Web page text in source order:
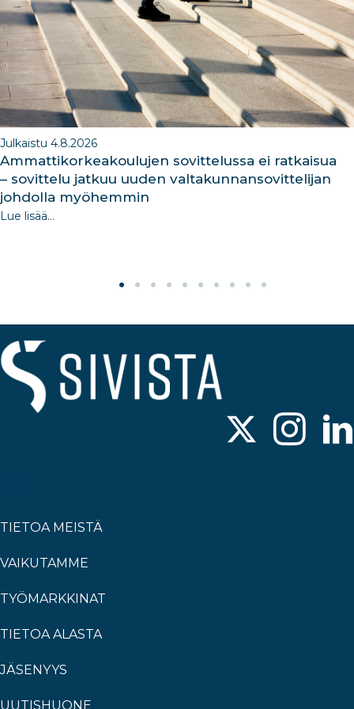
o
k
Julkaistu 4.8.2026
Ammattikorkeakoulujen sovittelussa ei ratkaisua
– sovittelu jatkuu uuden valtakunnansovittelijan
johdolla myöhemmin
Lue lisää...
TIETOA MEISTÄ
VAIKUTAMME
TYÖMARKKINAT
TIETOA ALASTA
JÄSENYYS
UUTISHUONE